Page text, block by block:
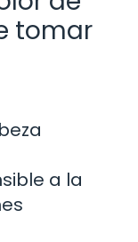
tomar
a la